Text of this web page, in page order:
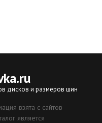
.ru
дисков и размеров шин
взята с сайтов
является